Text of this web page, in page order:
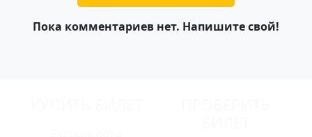
Пока комментариев нет. Напишите свой!